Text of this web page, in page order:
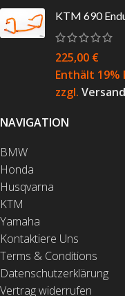
KTM 690
225,00 €
Enthält 19%
zzgl. Versand
NAVIGATION
BMW
Honda
Husqvarna
KTM
Yamaha
Kontaktiere Uns
Terms & Conditions
Datenschutzerklärung
Vertrag widerrufen